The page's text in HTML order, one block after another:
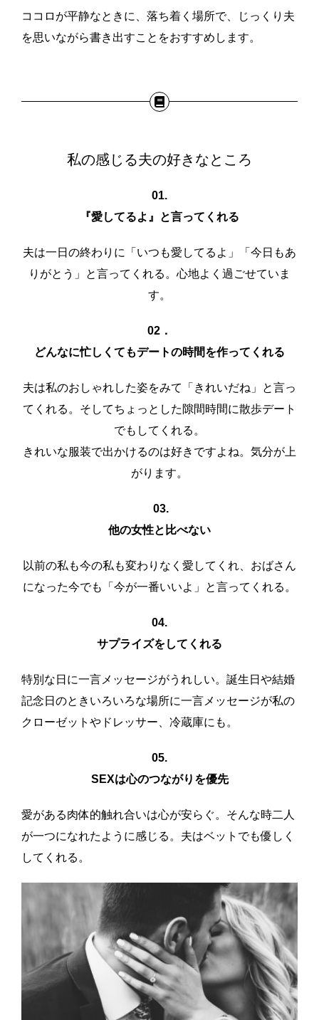
ココロが平静なときに、落ち着く場所で、じっくり夫
を思いながら書き出すことをおすすめします。
私の感じる夫の好きなところ
01.
『愛してるよ』と言ってくれる
夫は一日の終わりに「いつも愛してるよ」「今日もあ
りがとう」と言ってくれる。心地よく過ごせていま
す。
02．
どんなに忙しくてもデートの時間を作ってくれる
夫は私のおしゃれした姿をみて「きれいだね」と言っ
てくれる。そしてちょっとした隙間時間に散歩デート
でもしてくれる。
きれいな服装で出かけるのは好きですよね。気分が上
がります。
03.
他の女性と比べない
以前の私も今の私も変わりなく愛してくれ、おばさん
になった今でも「今が一番いいよ」と言ってくれる。
04.
サプライズをしてくれる
特別な日に一言メッセージがうれしい。誕生日や結婚
記念日のときいろいろな場所に一言メッセージが私の
クローゼットやドレッサー、冷蔵庫にも。
05.
SEXは心のつながりを優先
愛がある肉体的触れ合いは心が安らぐ。そんな時二人
が一つになれたように感じる。夫はベットでも優しく
してくれる。